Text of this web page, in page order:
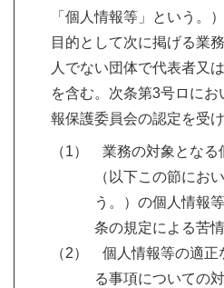
「個人情報等」という。
目的として次に掲げる業
人でない団体で代表者又
を含む。次条第3号ロに
報保護委員会の認定を受
（1） 業務の対象となる
（以下この節にお
う。）の個人情報
条の規定による苦
（2） 個人情報等の適正
る事項についての